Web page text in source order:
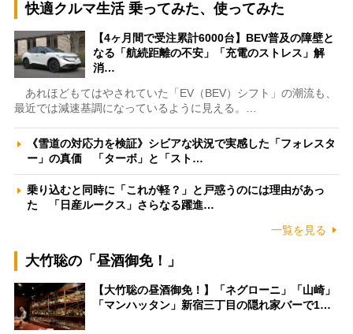
快適クルマ生活 乗ってみた、使ってみた
【4ヶ月間で受注累計6000台】BEV普及の障壁と
なる「航続距離の不安」「充電のストレス」解
消…
あれほどもてはやされていた「EV（BEV）シフト」の潮流も、
最近では減速基調になっているように見える。…
《雪道の対応力を検証》シビアな状況で実感した「フォレスタ
ー」の真価 「ターボ」と「スト…
乗り込むと同時に「これが軽？」と戸惑うのには理由があっ
た 「日産ルークス」さらなる躍進…
一覧を見る
大竹聡の「昼酒御免！」
【大竹聡の昼酒御免！】「ネグローニ」「山崎」
「マンハッタン」新宿三丁目の隠れ家バーで1…